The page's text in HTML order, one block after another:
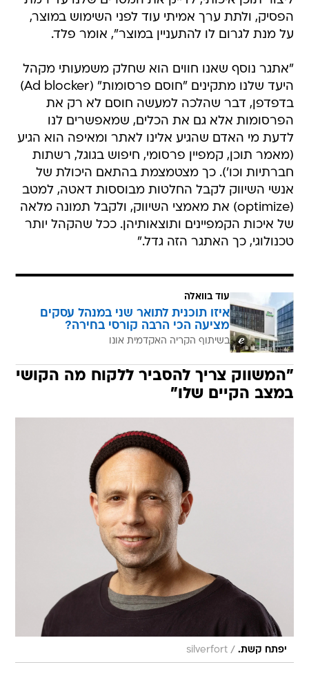
הפסיק, ולתת ערך אמיתי עוד לפני השימוש במוצר,
על מנת לגרום לו להתעניין במוצר", אומר פלד.
"אתגר נוסף שאנו חווים הוא שחלק משמעותי מקהל
היעד שלנו מתקינים "חוסם פרסומות" (Ad blocker)
בדפדפן, דבר שהלכה למעשה חוסם לא רק את
הפרסומות אלא גם את הכלים, שמאפשרים לנו
לדעת מי האדם שהגיע אלינו לאתר ומאיפה הוא הגיע
(מאמר תוכן, קמפיין פרסומי, חיפוש בגוגל, רשתות
חברתיות וכו'). כך מצטמצמת בהתאם היכולת של
אנשי השיווק לקבל החלטות מבוססות דאטה, למטב
(optimize) את מאמצי השיווק, ולקבל תמונה מלאה
של איכות הקמפיינים ותוצאותיהן. ככל שהקהל יותר
טכנולוגי, כך האתגר הזה גדל."
עוד בוואלה
איזו תוכנית לתואר שני במנהל עסקים
מציעה הכי הרבה קורסי בחירה?
בשיתוף הקריה האקדמית אונו
"המשווק צריך להסביר ללקוח מה הקושי
במצב הקיים שלו"
יפתח קשת. /
silverfort